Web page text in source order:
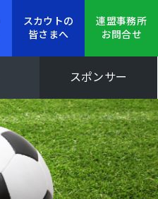
スカウトの
皆さまへ
連盟事務所
お問合せ
Iリーグ
スポンサー